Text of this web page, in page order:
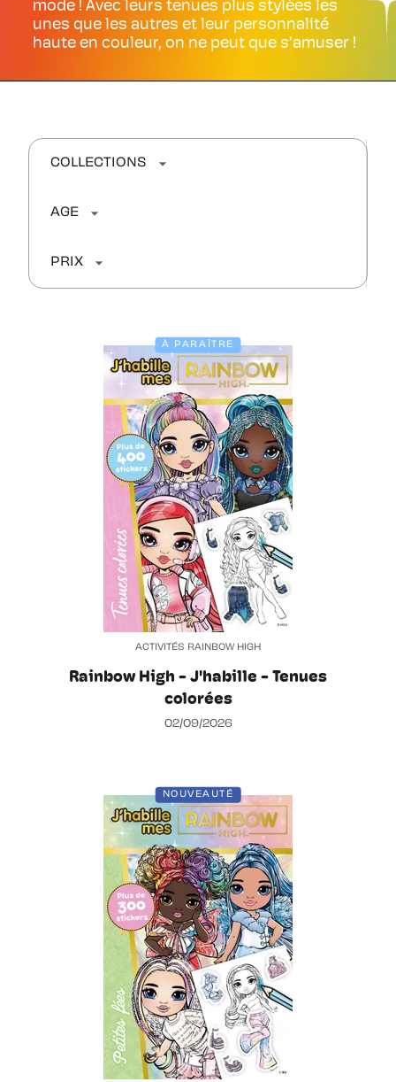
mode ! Avec leurs tenues plus stylées les
unes que les autres et leur personnalité
haute en couleur, on ne peut que s’amuser !
COLLECTIONS arrow_drop_down
AGE arrow_drop_down
PRIX arrow_drop_down
À PARAÎTRE
ACTIVITÉS RAINBOW HIGH
Rainbow High - J'habille - Tenues
colorées
02/09/2026
NOUVEAUTÉ